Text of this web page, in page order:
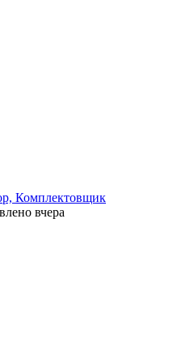
Комплектовщик
вчера